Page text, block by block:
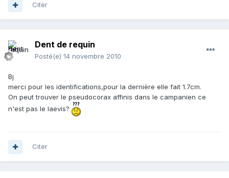
Citer
Dent de requin
Posté(e) 14 novembre 2010
Bj
merci pour les identifications,pour la dernière elle fait 1.7cm.
On peut trouver le pseudocorax affinis dans le campanien ce
n'est pas le laevis?
Citer